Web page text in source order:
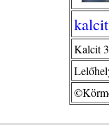
kalcit
Kalcit